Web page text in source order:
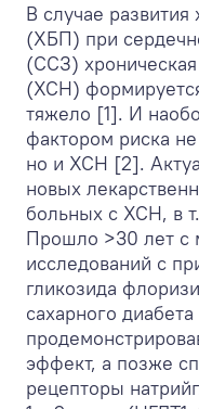
В случае
(ХБП) при
(ССЗ) хроническая
(ХСН)
тяжело [1]. И
фактором риска
но и ХСН [2].
новых
больных с ХСН, в
Прошло >30 лет с
исследований с
гликозида
сахарного
эффект, а позже
рецепторы